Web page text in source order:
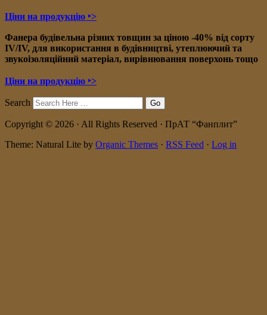
Ціни на продукцію ‣>
Фанера будівельна різних товщин за ціною -40% від сорту
IV/IV, для використання в будівництві, утеплюючий та
звукоізоляційний матеріал, вирівнювання поверхонь тощо
Ціни на продукцію ‣>
Search
Copyright © 2026 · All Rights Reserved · ПрАТ “Фанплит”
Theme: Natural Lite by Organic Themes · RSS Feed · Log in